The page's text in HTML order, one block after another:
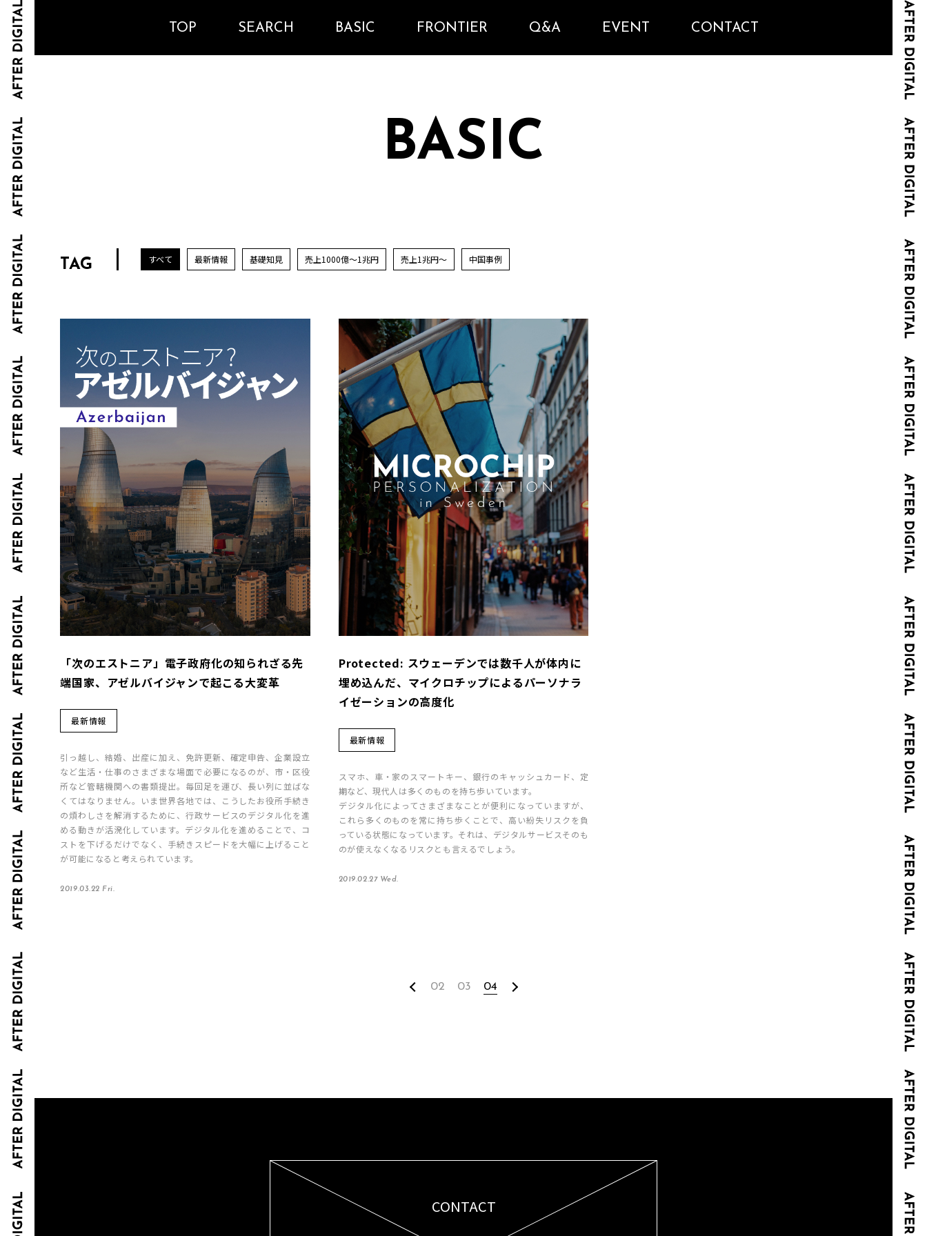
TOP SEARCH BASIC FRONTIER Q&A EVENT CONTACT
BASIC
TAG すべて 最新情報 基礎知見 売上1000億～1兆円 売上1兆円～ 中国事例
「次のエストニア」電子政府化の知られざる先
端国家、アゼルバイジャンで起こる大変革
最新情報
引っ越し、結婚、出産に加え、免許更新、確定申告、企業設立
など生活・仕事のさまざまな場面で必要になるのが、市・区役
所など管轄機関への書類提出。毎回足を運び、長い列に並ばな
くてはなりません。いま世界各地では、こうしたお役所手続き
の煩わしさを解消するために、行政サービスのデジタル化を進
める動きが活溌化しています。デジタル化を進めることで、コ
ストを下げるだけでなく、手続きスピードを大幅に上げること
が可能になると考えられています。
2019.03.22 Fri.
Protected: スウェーデンでは数千人が体内に
埋め込んだ、マイクロチップによるパーソナラ
イゼーションの高度化
最新情報
スマホ、車・家のスマートキー、銀行のキャッシュカード、定
期など、現代人は多くのものを持ち歩いています。
デジタル化によってさまざまなことが便利になっていますが、
これら多くのものを常に持ち歩くことで、高い紛失リスクを負
っている状態になっています。それは、デジタルサービスそのも
のが使えなくなるリスクとも言えるでしょう。
2019.02.27 Wed.
02 03 04
お問い合わせはこちら
CONTACT